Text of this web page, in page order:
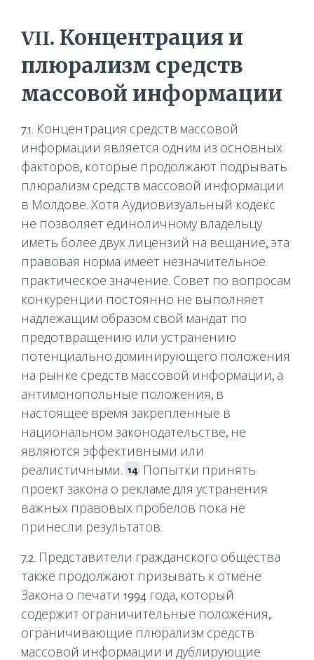
VII. Концентрация и
плюрализм средств
массовой информации
7.1. Концентрация средств массовой
информации является одним из основных
факторов, которые продолжают подрывать
плюрализм средств массовой информации
в Молдове. Хотя Аудиовизуальный кодекс
не позволяет единоличному владельцу
иметь более двух лицензий на вещание, эта
правовая норма имеет незначительное
практическое значение. Совет по вопросам
конкуренции постоянно не выполняет
надлежащим образом свой мандат по
предотвращению или устранению
потенциально доминирующего положения
на рынке средств массовой информации, а
антимонопольные положения, в
настоящее время закрепленные в
национальном законодательстве, не
являются эффективными или
реалистичными. 14 Попытки принять
проект закона о рекламе для устранения
важных правовых пробелов пока не
принесли результатов.
7.2. Представители гражданского общества
также продолжают призывать к отмене
Закона о печати 1994 года, который
содержит ограничительные положения,
ограничивающие плюрализм средств
массовой информации и дублирующие